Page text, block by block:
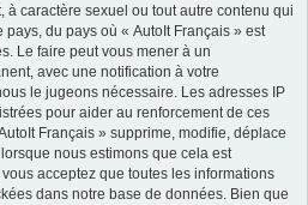
à caractère sexuel ou tout autre contenu qui
du pays où « AutoIt Français » est
Le faire peut vous mener à un
avec une notification à votre
le jugeons nécessaire. Les adresses IP
pour aider au renforcement de ces
Français » supprime, modifie, déplace
nous estimons que cela est
acceptez que toutes les informations
dans notre base de données. Bien que